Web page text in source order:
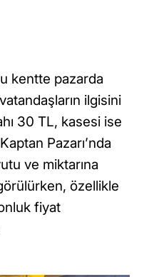
kentte pazarda
ilgisini
30 TL, kasesi ise
Pazarı’nda
ve miktarına
özellikle
fiyat